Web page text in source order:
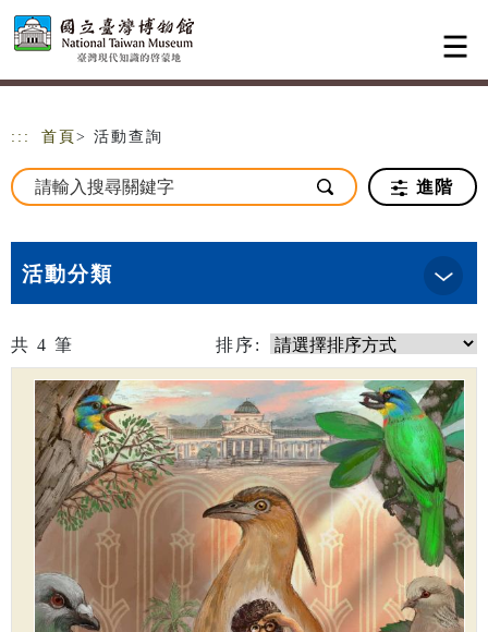
跳到主要內容
網站導覽
::: 首頁 > 活動查詢
進階
活動分類
共 4 筆 排序: